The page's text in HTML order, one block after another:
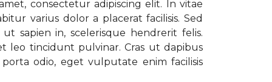
consectetur adipiscing elit. In vitae
varius dolor a placerat facilisis. Sed
sapien in, scelerisque hendrerit felis.
leo tincidunt pulvinar. Cras ut dapibus
odio, eget vulputate enim facilisis